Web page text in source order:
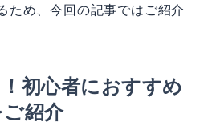
ため、今回の記事ではご紹介
初心者におすすめ
紹介